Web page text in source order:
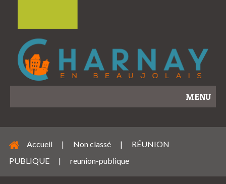
MENU
Accueil | Non classé |
RÉUNION
PUBLIQUE
| reunion-publique